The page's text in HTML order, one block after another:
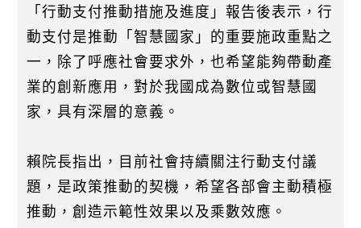
「行動支付推動措施及進度」報告後表示，行
動支付是推動「智慧國家」的重要施政重點之
一，除了呼應社會要求外，也希望能夠帶動產
業的創新應用，對於我國成為數位或智慧國
家，具有深層的意義。
賴院長指出，目前社會持續關注行動支付議
題，是政策推動的契機，希望各部會主動積極
推動，創造示範性效果以及乘數效應。